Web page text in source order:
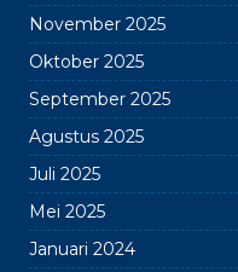
November 2025
Oktober 2025
September 2025
Agustus 2025
Juli 2025
Mei 2025
Januari 2024